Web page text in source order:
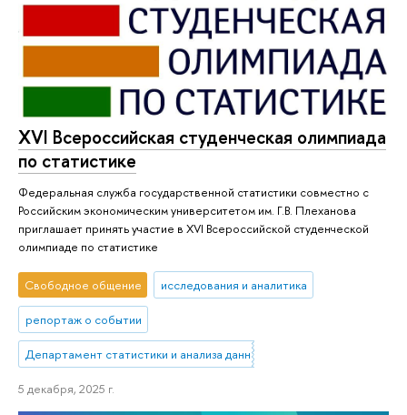
XVI Всероссийская студенческая олимпиада
по статистике
Федеральная служба государственной статистики совместно с
Российским экономическим университетом им. Г.В. Плеханова
приглашает принять участие в XVI Всероссийской студенческой
олимпиаде по статистике
Свободное общение исследования и аналитика
репортаж о событии
Департамент статистики и анализа данных
5 декабря, 2025 г.